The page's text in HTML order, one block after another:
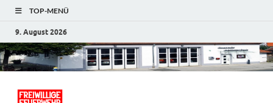
TOP-MENÜ
9. August 2026